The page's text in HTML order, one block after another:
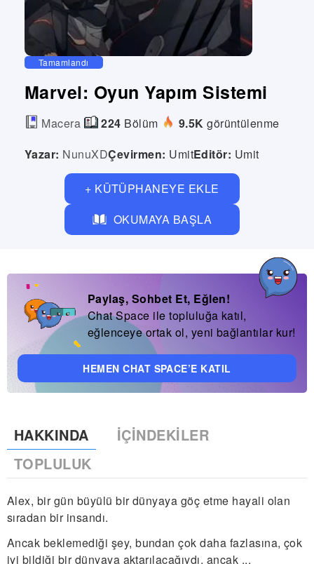
Tamamlandı
Marvel: Oyun Yapım Sistemi
Macera 224 Bölüm 9.5Kgörüntülenme
Yazar: NunuXDÇevirmen: UmitEditör: Umit
OKUMAYA BAŞLA
+ KÜTÜPHANEYE EKLE
Paylaş, Sohbet Et, Eğlen!
Chat Space ile topluluğa katıl,
eğlenceye ortak ol, yeni bağlantılar kur!
HEMEN CHAT SPACE’E KATIL
HAKKINDA
İÇINDEKILER
TOPLULUK
Alex, bir gün büyülü bir dünyaya göç etme hayali olan
sıradan bir insandı.
Ancak beklemediği şey, bundan çok daha fazlasına, çok
iyi bildiği bir dünyaya aktarılacağıydı, ancak ...